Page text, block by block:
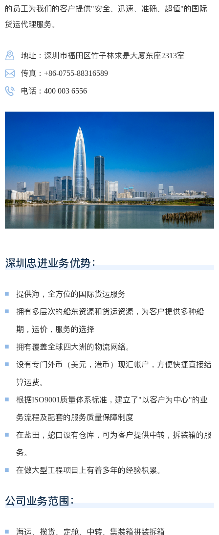
的员工为我们的客户提供"安全、迅速、准确、超值"的国际
货运代理服务。
地址：深圳市福田区竹子林求是大厦东座2313室
传真：+86-0755-88316589
电话： 400 003 6556
深圳忠进业务优势：
提供海，全方位的国际货运服务
拥有多层次的船东资源和货运资源，为客户提供多种船
期，运价，服务的选择
拥有覆盖全球四大洲的物流网络。
设有专门外币（美元，港币）现汇帐户，方便快捷直接结
算运费。
根据ISO9001质量体系标准，建立了"以客户为中心"的业
务流程及配套的服务质量保障制度
在盐田，蛇口设有仓库，可为客户提供中转，拆装箱的服
务。
在做大型工程项目上有着多年的经验积累。
公司业务范围：
海运、揽货、定舱、中转、集装箱拼装拆箱